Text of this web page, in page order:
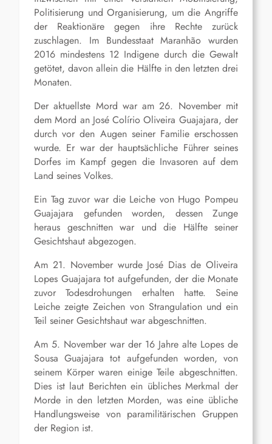
Politisierung und Organisierung, um die Angriffe
der Reaktionäre gegen ihre Rechte zurück
zuschlagen. Im Bundesstaat Maranhão wurden
2016 mindestens 12 Indigene durch die Gewalt
getötet, davon allein die Hälfte in den letzten drei
Monaten.
Der aktuellste Mord war am 26. November mit
dem Mord an José Colírio Oliveira Guajajara, der
durch vor den Augen seiner Familie erschossen
wurde. Er war der hauptsächliche Führer seines
Dorfes im Kampf gegen die Invasoren auf dem
Land seines Volkes.
Ein Tag zuvor war die Leiche von Hugo Pompeu
Guajajara gefunden worden, dessen Zunge
heraus geschnitten war und die Hälfte seiner
Gesichtshaut abgezogen.
Am 21. November wurde José Dias de Oliveira
Lopes Guajajara tot aufgefunden, der die Monate
zuvor Todesdrohungen erhalten hatte. Seine
Leiche zeigte Zeichen von Strangulation und ein
Teil seiner Gesichtshaut war abgeschnitten.
Am 5. November war der 16 Jahre alte Lopes de
Sousa Guajajara tot aufgefunden worden, von
seinem Körper waren einige Teile abgeschnitten.
Dies ist laut Berichten ein übliches Merkmal der
Morde in den letzten Morden, was eine übliche
Handlungsweise von paramilitärischen Gruppen
der Region ist.